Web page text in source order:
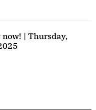
now! | Thursday,